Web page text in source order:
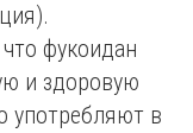
фукоидан
и здоровую
употребляют в